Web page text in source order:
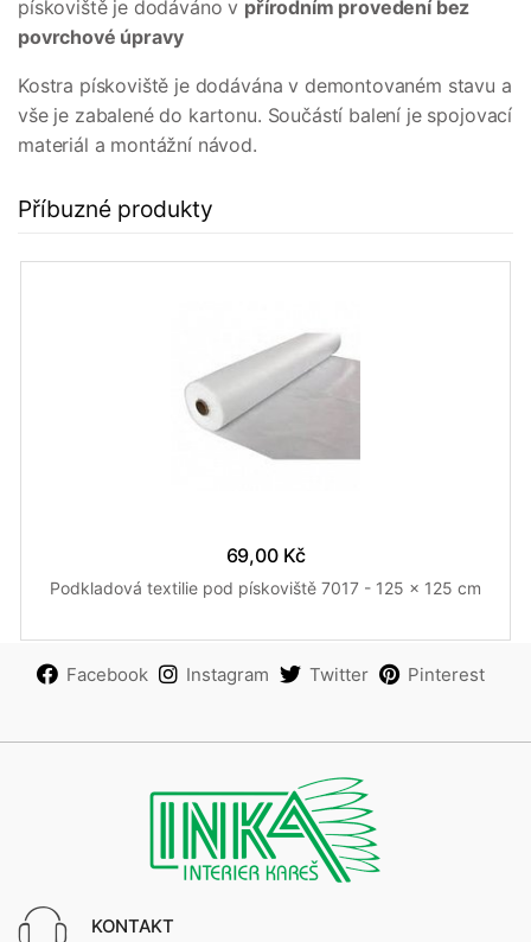
pískoviště je dodáváno v přírodním provedení bez
povrchové úpravy
Kostra pískoviště je dodávána v demontovaném stavu a
vše je zabalené do kartonu. Součástí balení je spojovací
materiál a montážní návod.
Příbuzné produkty
69,00 Kč
Podkladová textilie pod pískoviště 7017 - 125 x 125 cm
Facebook Instagram Twitter Pinterest
KONTAKT